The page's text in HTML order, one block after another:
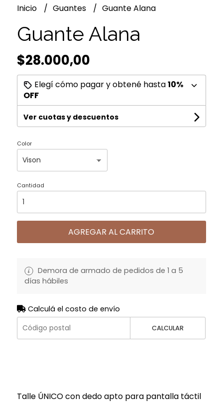
Inicio Guantes Guante Alana
Guante Alana
$28.000,00
Elegí cómo pagar y obtené hasta10%
OFF
Ver cuotas y descuentos
Color
Cantidad
AGREGAR AL CARRITO
Demora de armado de pedidos de 1 a 5
días hábiles
Calculá el costo de envío
CALCULAR
Talle ÚNICO con dedo apto para pantalla táctil